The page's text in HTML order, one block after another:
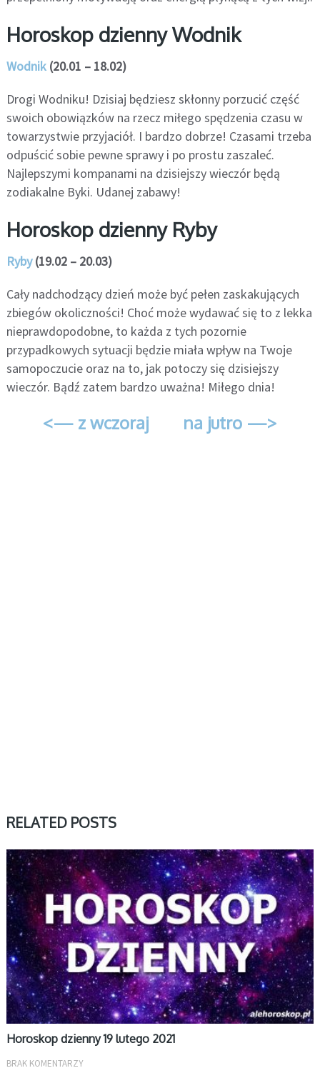
Horoskop dzienny Wodnik
Wodnik(20.01 – 18.02)
Drogi Wodniku! Dzisiaj będziesz skłonny porzucić część
swoich obowiązków na rzecz miłego spędzenia czasu w
towarzystwie przyjaciół. I bardzo dobrze! Czasami trzeba
odpuścić sobie pewne sprawy i po prostu zaszaleć.
Najlepszymi kompanami na dzisiejszy wieczór będą
zodiakalne Byki. Udanej zabawy!
Horoskop dzienny Ryby
Ryby(19.02 – 20.03)
Cały nadchodzący dzień może być pełen zaskakujących
zbiegów okoliczności! Choć może wydawać się to z lekka
nieprawdopodobne, to każda z tych pozornie
przypadkowych sytuacji będzie miała wpływ na Twoje
samopoczucie oraz na to, jak potoczy się dzisiejszy
wieczór. Bądź zatem bardzo uważna! Miłego dnia!
<— z wczoraj na jutro —>
RELATED POSTS
DZIENNY
Horoskop dzienny 19 lutego 2021
BRAK KOMENTARZY